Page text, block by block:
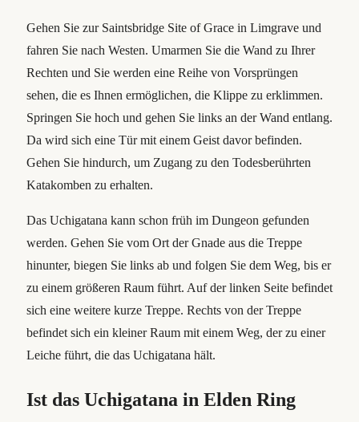
Gehen Sie zur Saintsbridge Site of Grace in Limgrave und
fahren Sie nach Westen. Umarmen Sie die Wand zu Ihrer
Rechten und Sie werden eine Reihe von Vorsprüngen
sehen, die es Ihnen ermöglichen, die Klippe zu erklimmen.
Springen Sie hoch und gehen Sie links an der Wand entlang.
Da wird sich eine Tür mit einem Geist davor befinden.
Gehen Sie hindurch, um Zugang zu den Todesberührten
Katakomben zu erhalten.
Das Uchigatana kann schon früh im Dungeon gefunden
werden. Gehen Sie vom Ort der Gnade aus die Treppe
hinunter, biegen Sie links ab und folgen Sie dem Weg, bis er
zu einem größeren Raum führt. Auf der linken Seite befindet
sich eine weitere kurze Treppe. Rechts von der Treppe
befindet sich ein kleiner Raum mit einem Weg, der zu einer
Leiche führt, die das Uchigatana hält.
Ist das Uchigatana in Elden Ring